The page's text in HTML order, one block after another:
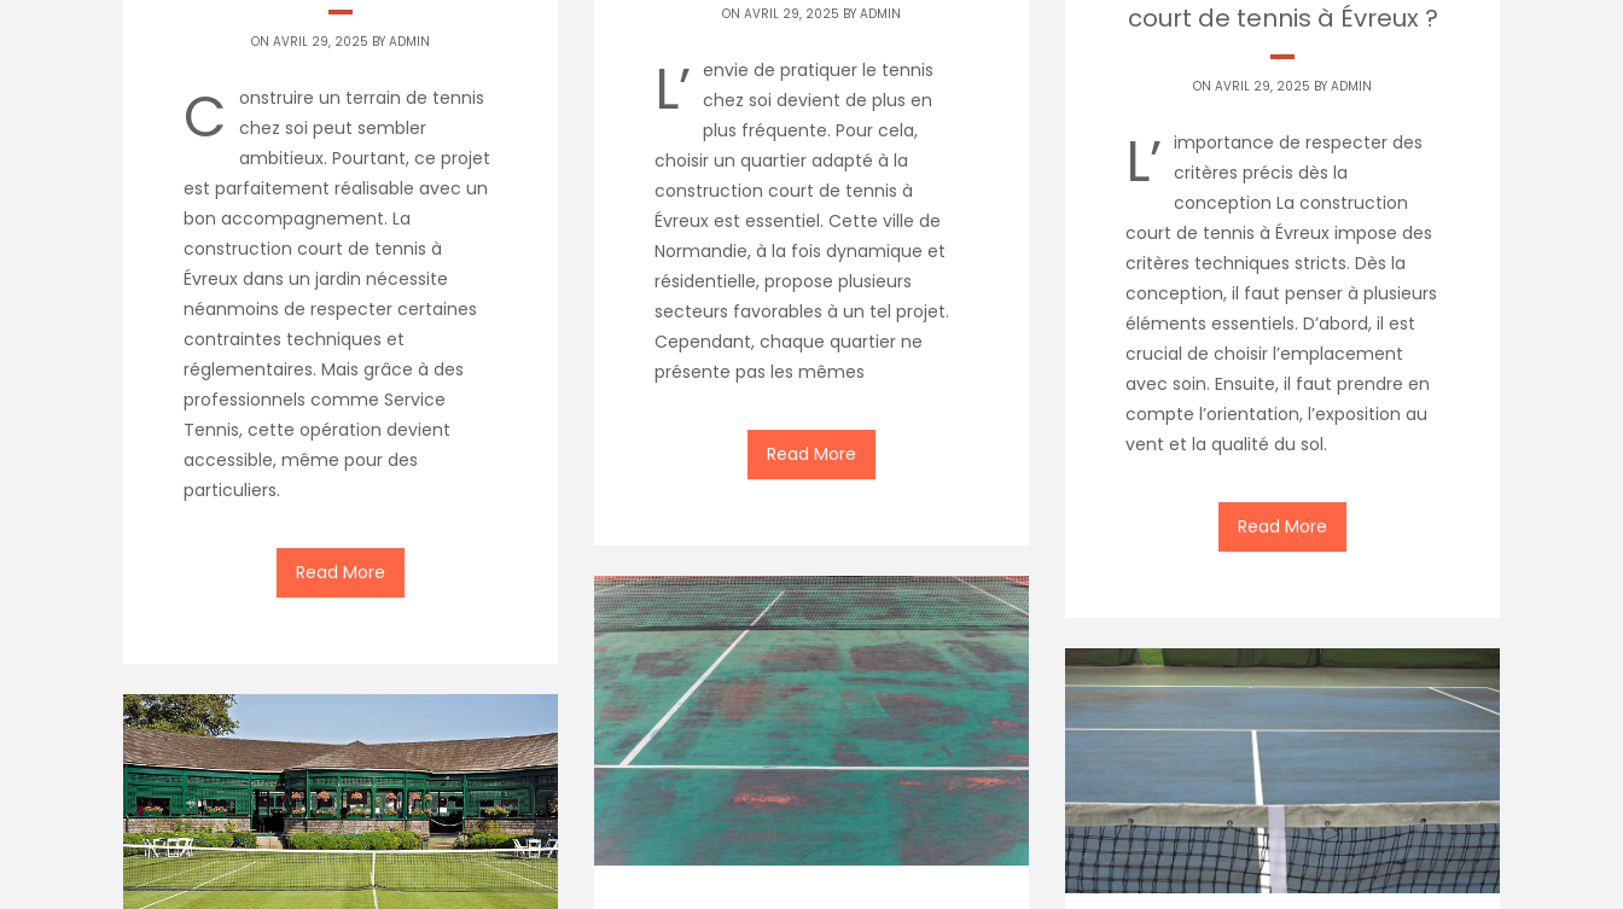
ON AVRIL 29, 2025 BY ADMIN
L’ envie de pratiquer le tennis
chez soi devient de plus en
plus fréquente. Pour cela,
choisir un quartier adapté à la
construction court de tennis à
Évreux est essentiel. Cette ville de
Normandie, à la fois dynamique et
résidentielle, propose plusieurs
secteurs favorables à un tel projet.
Cependant, chaque quartier ne
présente pas les mêmes
Read More
ON AVRIL 29, 2025 BY ADMIN
C
onstruire un terrain de tennis
chez soi peut sembler
ambitieux. Pourtant, ce projet
est parfaitement réalisable avec un
bon accompagnement. La
construction court de tennis à
Évreux dans un jardin nécessite
néanmoins de respecter certaines
contraintes techniques et
réglementaires. Mais grâce à des
professionnels comme Service
Tennis, cette opération devient
accessible, même pour des
particuliers.
Read More
court de tennis à Évreux ?
ON AVRIL 29, 2025 BY ADMIN
L’ importance de respecter des
critères précis dès la
conception La construction
court de tennis à Évreux impose des
critères techniques stricts. Dès la
conception, il faut penser à plusieurs
éléments essentiels. D’abord, il est
crucial de choisir l’emplacement
avec soin. Ensuite, il faut prendre en
compte l’orientation, l’exposition au
vent et la qualité du sol.
Read More